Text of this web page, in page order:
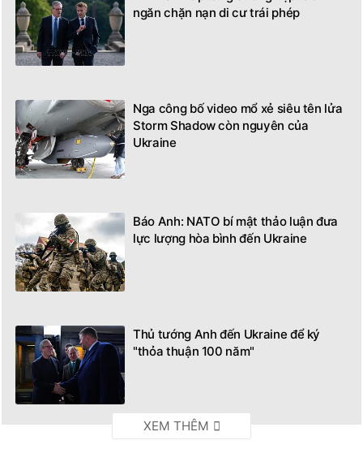
ngăn chặn nạn di cư trái phép
Nga công bố video mổ xẻ siêu tên lửa
Storm Shadow còn nguyên của
Ukraine
Báo Anh: NATO bí mật thảo luận đưa
lực lượng hòa bình đến Ukraine
Thủ tướng Anh đến Ukraine để ký
"thỏa thuận 100 năm"